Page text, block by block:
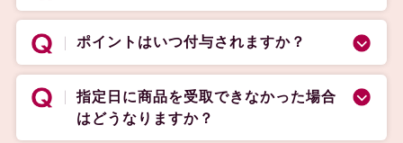
ポイントはいつ付与されますか？
指定日に商品を受取できなかった場合
はどうなりますか？